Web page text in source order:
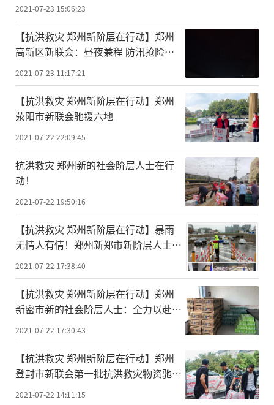
2021-07-23 15:06:23
【抗洪救灾 郑州新阶层在行动】郑州
高新区新联会：昼夜兼程 防汛抢险一
直在路上
2021-07-23 11:17:21
【抗洪救灾 郑州新阶层在行动】郑州
荥阳市新联会驰援六地
2021-07-22 22:09:45
抗洪救灾 郑州新的社会阶层人士在行
动！
2021-07-22 19:50:16
【抗洪救灾 郑州新阶层在行动】暴雨
无情人有情！郑州新郑市新阶层人士防
汛抗灾显担当
2021-07-22 17:38:40
【抗洪救灾 郑州新阶层在行动】郑州
新密市新的社会阶层人士：全力以赴助
2021-07-22 17:30:43
【抗洪救灾 郑州新阶层在行动】郑州
登封市新联会第一批抗洪救灾物资驰援
2021-07-22 14:11:15